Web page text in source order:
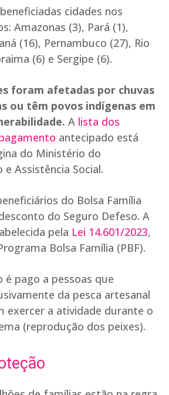
cidades nos
Amazonas (3), Pará (1),
(16), Pernambuco (27), Rio
(6) e Sergipe (6).
foram afetadas por chuvas
ou têm povos indígenas em
A lista dos
antecipado está
do Ministério do
Assistência Social.
do Bolsa Família
do Seguro Defeso. A
pela Lei 14.601/2023,
Bolsa Família (PBF).
é pago a pessoas que
da pesca artesanal
exercer a atividade durante o
(reprodução dos peixes).